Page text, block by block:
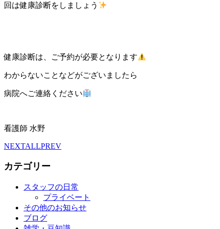
回は健康診断をしましょう
健康診断は、ご予約が必要となります
わからないことなどがございましたら
病院へご連絡ください
看護師 水野
NEXTALLPREV
カテゴリー
スタッフの日常
プライベート
その他のお知らせ
ブログ